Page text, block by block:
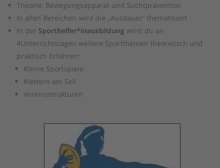
Theorie: Bewegungsapparat und Suchtprävention
In allen Bereichen wird die „Ausdauer“ thematisiert
In der Sporthelfer*inausbildung wirst du an
4Unterrichtstagen weitere Sportthemen theoretisch und
praktisch Erfahren:
Kleine Sportspiele
Klettern am Seil
Vereinsstrukturen